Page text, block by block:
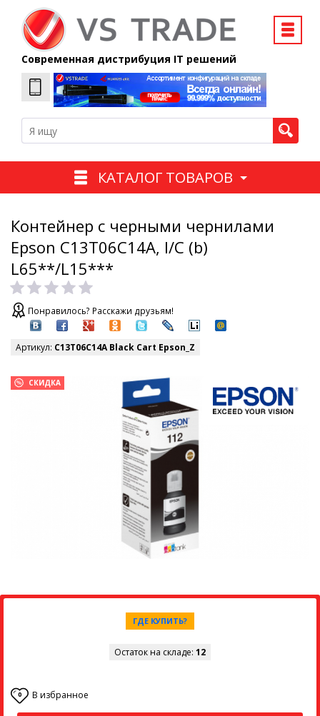
Современная дистрибуция IT решений
КАТАЛОГ ТОВАРОВ
Контейнер с черными чернилами
Epson C13T06C14A, I/C (b)
L65**/L15***
Понравилось? Расскажи друзьям!
Артикул: C13T06C14A Black Cart Epson_Z
СКИДКА
ГДЕ КУПИТЬ?
Остаток на складе: 12
0 В избранное